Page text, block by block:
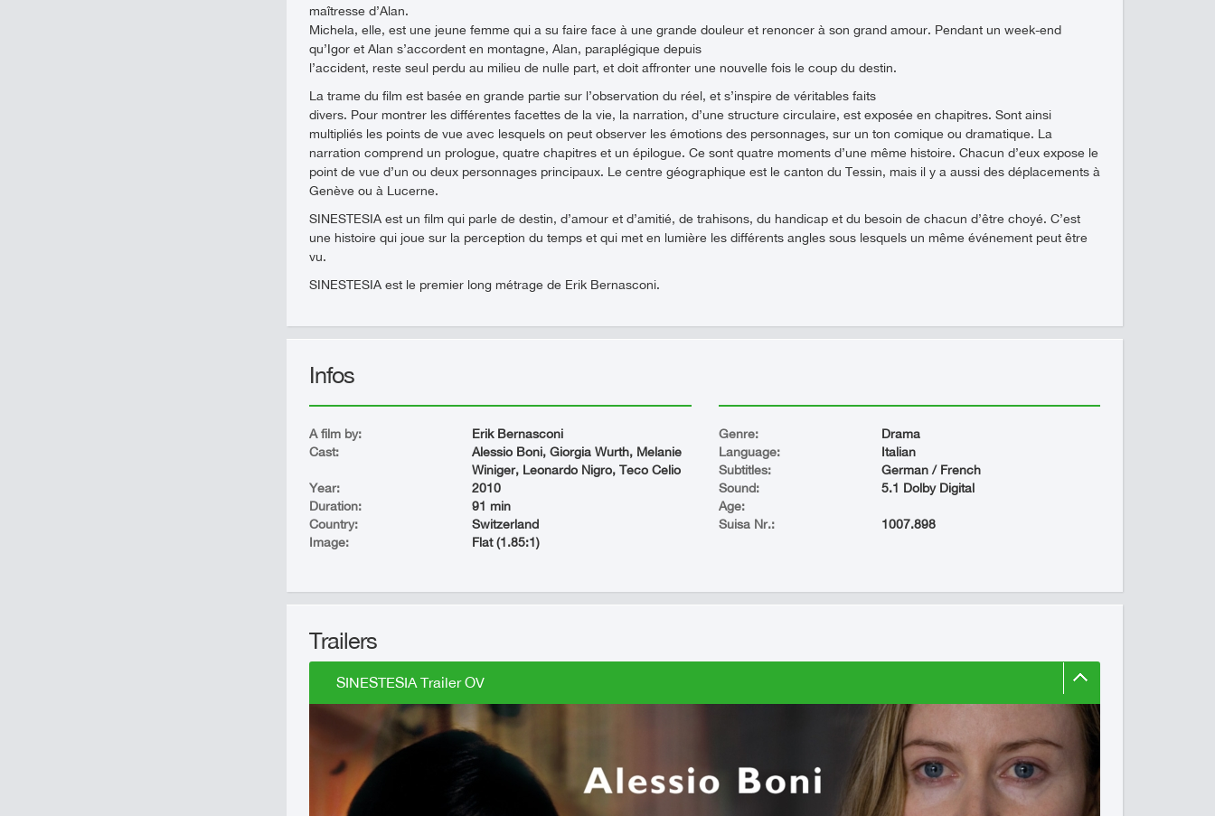
maîtresse d’Alan.
Michela, elle, est une jeune femme qui a su faire face à une grande douleur et renoncer à son grand amour. Pendant un week-end
qu’Igor et Alan s’accordent en montagne, Alan, paraplégique depuis
l’accident, reste seul perdu au milieu de nulle part, et doit affronter une nouvelle fois le coup du destin.
La trame du film est basée en grande partie sur l’observation du réel, et s’inspire de véritables faits
divers. Pour montrer les différentes facettes de la vie, la narration, d’une structure circulaire, est exposée en chapitres. Sont ainsi
multipliés les points de vue avec lesquels on peut observer les émotions des personnages, sur un ton comique ou dramatique. La
narration comprend un prologue, quatre chapitres et un épilogue. Ce sont quatre moments d’une même histoire. Chacun d’eux expose le
point de vue d’un ou deux personnages principaux. Le centre géographique est le canton du Tessin, mais il y a aussi des déplacements à
Genève ou à Lucerne.
SINESTESIA est un film qui parle de destin, d’amour et d’amitié, de trahisons, du handicap et du besoin de chacun d’être choyé. C’est
une histoire qui joue sur la perception du temps et qui met en lumière les différents angles sous lesquels un même événement peut être
vu.
SINESTESIA est le premier long métrage de Erik Bernasconi.
Infos
A film by:
Erik Bernasconi
Cast:
Alessio Boni, Giorgia Wurth, Melanie
Winiger, Leonardo Nigro, Teco Celio
Year:
2010
Duration:
91 min
Country:
Switzerland
Image:
Flat (1.85:1)
Genre:
Drama
Language:
Italian
Subtitles:
German / French
Sound:
5.1 Dolby Digital
Age:
Suisa Nr.:
1007.898
Trailers
SINESTESIA Trailer OV